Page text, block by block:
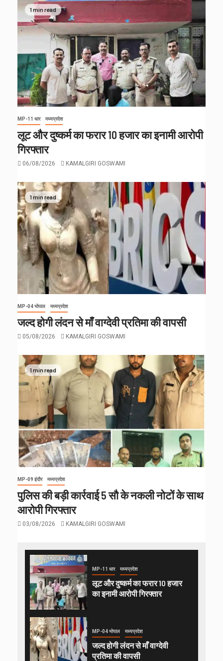
1 min read
MP-11 धार मध्यप्रदेश
लूट और दुष्कर्म का फरार 10 हजार का इनामी आरोपी
गिरफ्तार
06/08/2026 KAMALGIRI GOSWAMI
1 min read
MP-04 भोपाल मध्यप्रदेश
जल्द होगी लंदन से माँ वाग्देवी प्रतिमा की वापसी
05/08/2026 KAMALGIRI GOSWAMI
1 min read
MP-09 इंदौर मध्यप्रदेश
पुलिस की बड़ी कार्रवाई 5 सौ के नकली नोटों के साथ
आरोपी गिरफ्तार
03/08/2026 KAMALGIRI GOSWAMI
MP-11 धार मध्यप्रदेश
लूट और दुष्कर्म का फरार 10 हजार
का इनामी आरोपी गिरफ्तार
MP-04 भोपाल मध्यप्रदेश
जल्द होगी लंदन से माँ वाग्देवी
प्रतिमा की वापसी